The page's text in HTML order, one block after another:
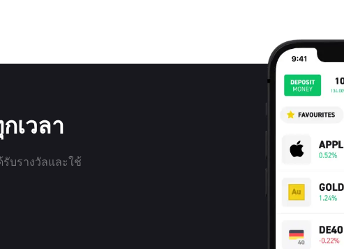
เวลา
รับรางวัลและใช้